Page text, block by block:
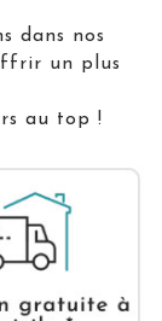
dans nos
un plus
au top !